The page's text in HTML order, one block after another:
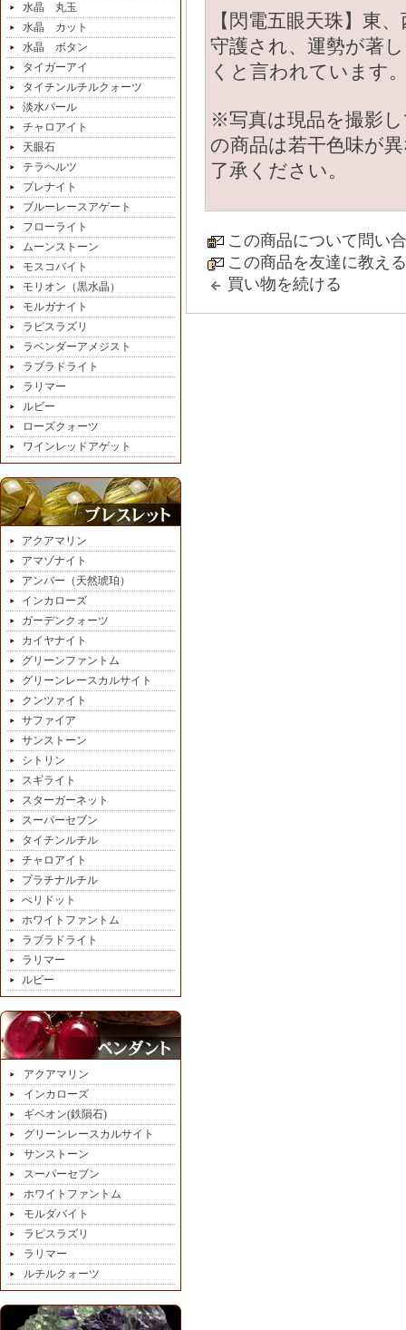
水晶 丸玉
水晶 カット
水晶 ボタン
タイガーアイ
タイチンルチルクォーツ
淡水パール
チャロアイト
天眼石
テラヘルツ
プレナイト
ブルーレースアゲート
フローライト
ムーンストーン
モスコバイト
モリオン（黒水晶）
モルガナイト
ラピスラズリ
ラベンダーアメジスト
ラブラドライト
ラリマー
ルビー
ローズクォーツ
ワインレッドアゲット
アクアマリン
アマゾナイト
アンバー（天然琥珀）
インカローズ
ガーデンクォーツ
カイヤナイト
グリーンファントム
グリーンレースカルサイト
クンツァイト
サファイア
サンストーン
シトリン
スギライト
スターガーネット
スーパーセブン
タイチンルチル
チャロアイト
プラチナルチル
ぺリドット
ホワイトファントム
ラブラドライト
ラリマー
ルビー
アクアマリン
インカローズ
ギベオン(鉄隕石)
グリーンレースカルサイト
サンストーン
スーパーセブン
ホワイトファントム
モルダバイト
ラピスラズリ
ラリマー
ルチルクォーツ
【閃電五眼天珠】東
守護され、運勢が著
くと言われています
※写真は現品を撮影
の商品は若干色味が
了承ください。
この商品について問い
この商品を友達に教える
買い物を続ける